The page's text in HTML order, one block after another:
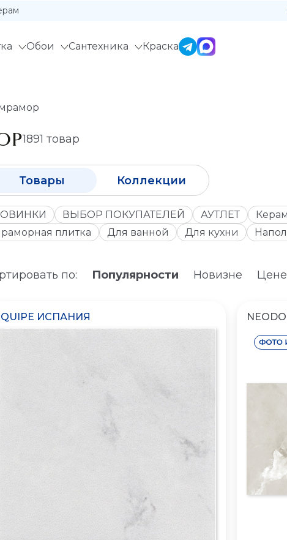
Обои Сантехника Краска
1891 товар
Товары Коллекции
ВЫБОР ПОКУПАТЕЛЕЙ АУТЛЕТ
плитка
Для ванной Для кухни
по: Популярности Новизне Цене
ИСПАНИЯ